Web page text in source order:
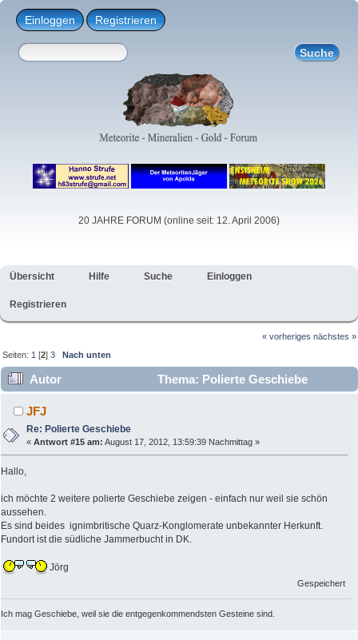
Einloggen Registrieren
20 JAHRE FORUM (online seit: 12. April 2006)
Übersicht Hilfe Suche Einloggen
Registrieren
« vorheriges nächstes »
Seiten: 1 [2]3 Nach unten
Autor
Thema: Polierte Geschiebe
(Gelesen 19277 mal)
JFJ
Re: Polierte Geschiebe
«Antwort #15 am: August 17, 2012, 13:59:39 Nachmittag »
Hallo,
ich möchte 2 weitere polierte Geschiebe zeigen - einfach nur weil sie schön
aussehen.
Es sind beides ignimbritische Quarz-Konglomerate unbekannter Herkunft.
Fundort ist die südliche Jammerbucht in DK.
Jörg
Gespeichert
Ich mag Geschiebe, weil sie die entgegenkommendsten Gesteine sind.